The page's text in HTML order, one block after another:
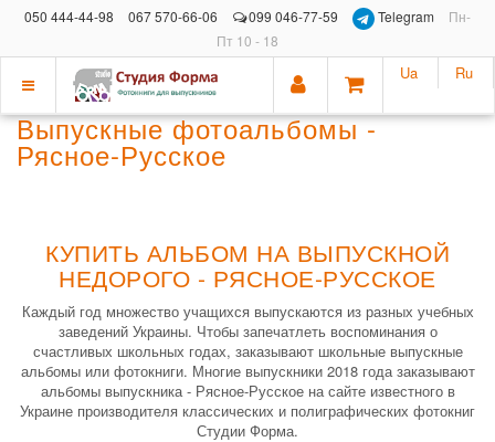
050 444-44-98 067 570-66-06 099 046-77-59 Telegram
Пн-
Пт 10 - 18
Показать
меню
Ua Ru
Выпускные фотоальбомы -
Рясное-Русское
КУПИТЬ АЛЬБОМ НА ВЫПУСКНОЙ
НЕДОРОГО - РЯСНОЕ-РУССКОЕ
Каждый год множество учащихся выпускаются из разных учебных
заведений Украины. Чтобы запечатлеть воспоминания о
счастливых школьных годах, заказывают школьные выпускные
альбомы или фотокниги. Многие выпускники 2018 года заказывают
альбомы выпускника - Рясное-Русское на сайте известного в
Украине производителя классических и полиграфических фотокниг
Студии Форма.